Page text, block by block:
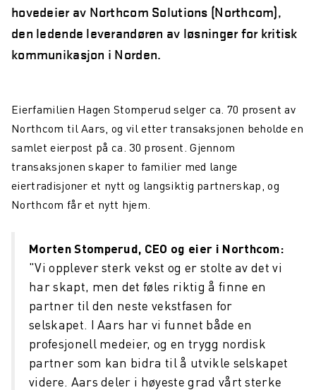
hovedeier av Northcom Solutions (Northcom),
den ledende leverandøren av løsninger for kritisk
kommunikasjon i Norden.
Eierfamilien Hagen Stomperud selger ca. 70 prosent av
Northcom til Aars, og vil etter transaksjonen beholde en
samlet eierpost på ca. 30 prosent. Gjennom
transaksjonen skaper to familier med lange
eiertradisjoner et nytt og langsiktig partnerskap, og
Northcom får et nytt hjem.
Morten Stomperud, CEO og eier i Northcom:
"Vi opplever sterk vekst og er stolte av det vi
har skapt, men det føles riktig å finne en
partner til den neste vekstfasen for
selskapet. I Aars har vi funnet både en
profesjonell medeier, og en trygg nordisk
partner som kan bidra til å utvikle selskapet
videre. Aars deler i høyeste grad vårt sterke